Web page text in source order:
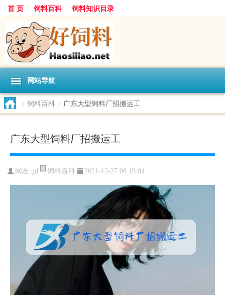
首 页 饲料百科 饲料知识目录
网站导航
> 饲料百科 > 广东大型饲料厂招搬运工
广东大型饲料厂招搬运工
网友:gd 饲料百科 2021-12-27 06:19:04